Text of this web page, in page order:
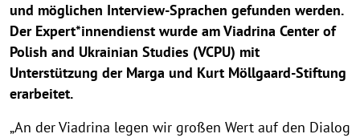
und möglichen Interview-Sprachen gefunden werden.
Der Expert*innendienst wurde am Viadrina Center of
Polish and Ukrainian Studies (VCPU) mit
Unterstützung der Marga und Kurt Möllgaard-Stiftung
erarbeitet.
„An der Viadrina legen wir großen Wert auf den Dialog